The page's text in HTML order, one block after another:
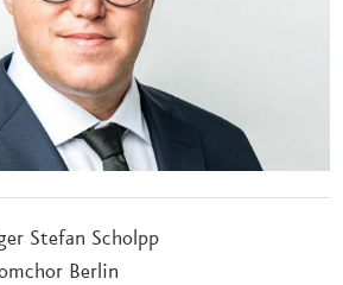
Stefan Scholpp
Berlin